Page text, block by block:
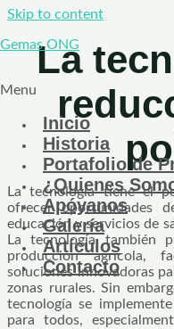
Skip to content
Gemas ONG
Menu
Inicio
Historia
Portafolio de
¿Quienes
Apóyanos
Galería
Artículos
Contacto
La
La tecnología tiene el
ofrecer oportunidades
educación y servicios de
La tecnología también
producción agrícola,
soluciones innovadoras
zonas rurales. Sin
tecnología se
para todos,